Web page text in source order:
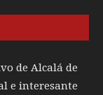
de Alcalá de
e interesante